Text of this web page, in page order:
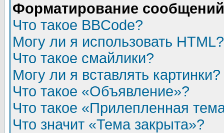
Форматирование
Что такое BBCode?
Могу ли я использовать HTML?
Что такое смайлики?
Могу ли я вставлять картинки?
Что такое «Объявление»?
Что такое «Прилепленная
Что значит «Тема закрыта»?